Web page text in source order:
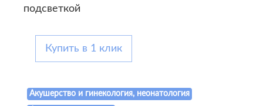
подсветкой
Купить в 1 клик
Акушерство и гинекология, неонатология